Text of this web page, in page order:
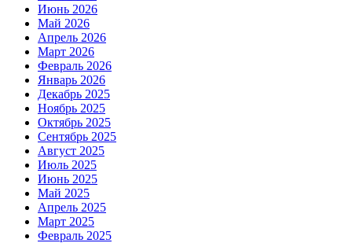
Июнь 2026
Май 2026
Апрель 2026
Март 2026
Февраль 2026
Январь 2026
Декабрь 2025
Ноябрь 2025
Октябрь 2025
Сентябрь 2025
Август 2025
Июль 2025
Июнь 2025
Май 2025
Апрель 2025
Март 2025
Февраль 2025